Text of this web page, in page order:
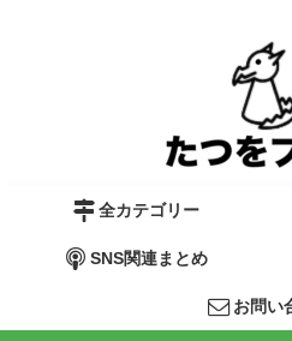
全カテゴリー
SNS関連まとめ
お問い